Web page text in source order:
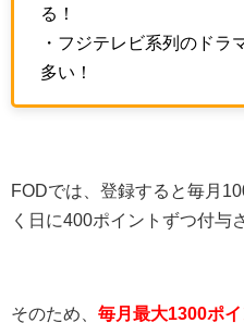
る！
・フジテレビ系列のドラ
多い！
FODでは、登録すると毎月
く日に400ポイントずつ付与
そのため、 毎月最大1300ポ